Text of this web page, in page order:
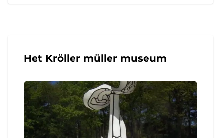
Het Kröller müller museum